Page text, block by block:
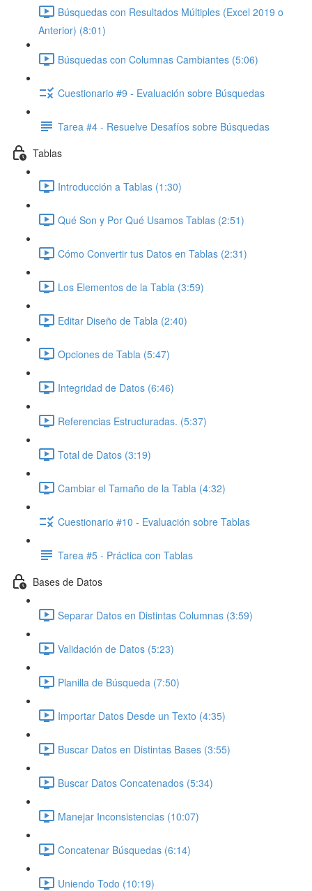
Búsquedas con Resultados Múltiples (Excel 2019 o
Anterior) (8:01)
Búsquedas con Columnas Cambiantes (5:06)
Cuestionario #9 - Evaluación sobre Búsquedas
Tarea #4 - Resuelve Desafíos sobre Búsquedas
Tablas
Introducción a Tablas (1:30)
Qué Son y Por Qué Usamos Tablas (2:51)
Cómo Convertir tus Datos en Tablas (2:31)
Los Elementos de la Tabla (3:59)
Editar Diseño de Tabla (2:40)
Opciones de Tabla (5:47)
Integridad de Datos (6:46)
Referencias Estructuradas. (5:37)
Total de Datos (3:19)
Cambiar el Tamaño de la Tabla (4:32)
Cuestionario #10 - Evaluación sobre Tablas
Tarea #5 - Práctica con Tablas
Bases de Datos
Separar Datos en Distintas Columnas (3:59)
Validación de Datos (5:23)
Planilla de Búsqueda (7:50)
Importar Datos Desde un Texto (4:35)
Buscar Datos en Distintas Bases (3:55)
Buscar Datos Concatenados (5:34)
Manejar Inconsistencias (10:07)
Concatenar Búsquedas (6:14)
Uniendo Todo (10:19)